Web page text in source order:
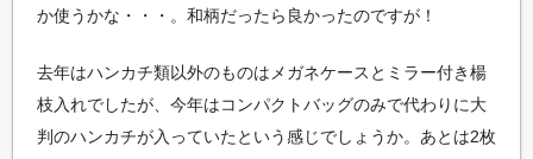
か使うかな・・・。和柄だったら良かったのですが！
去年はハンカチ類以外のものはメガネケースとミラー付き楊
枝入れでしたが、今年はコンパクトバッグのみで代わりに大
判のハンカチが入っていたという感じでしょうか。あとは2枚